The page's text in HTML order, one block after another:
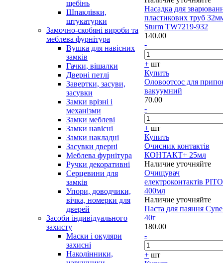
щебінь
Шпаклівки,
штукатурки
Замочно-скобяні вироби та
меблева фурнітура
Вушка для навісних
замків
Гачки, вішалки
Дверні петлі
Завертки, засуви,
засувки
Замки врізні і
механізми
Замки меблеві
Замки навісні
Замки накладні
Засувки дверні
Меблева фурнітура
Ручки декоративні
Серцевини для
замків
Упори, доводчики,
вічка, номерки для
дверей
Засоби індивідуального
захисту
Маски і окуляри
захисні
Наколінники,
Насадка для
пластикових труб
Sturm TW7219-932
140.00
-
+ шт
Купить
Оловоотсос для
вакуумний
70.00
-
+ шт
Купить
Очисник контактів
КОНТАКТ+ 25мл
Наличие уточняйте
Очищувач
електроконтактів
400мл
Наличие уточняйте
Паста для паяння
40г
180.00
-
+ шт